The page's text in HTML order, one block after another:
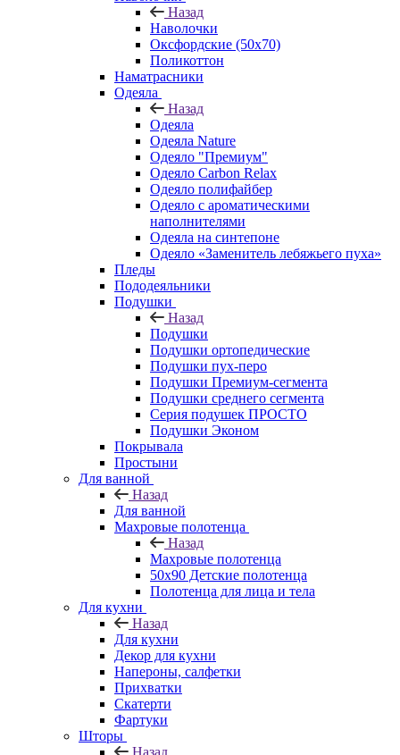
Назад
Наволочки
Оксфордские (50х70)
Поликоттон
Наматрасники
Одеяла
Назад
Одеяла
Одеяла Nature
Одеяло "Премиум"
Одеяло Carbon Relax
Одеяло полифайбер
Одеяло с ароматическими
наполнителями
Одеяла на синтепоне
Одеяло «Заменитель лебяжьего пуха»
Пледы
Пододеяльники
Подушки
Назад
Подушки
Подушки ортопедические
Подушки пух-перо
Подушки Премиум-сегмента
Подушки среднего сегмента
Серия подушек ПРОСТО
Подушки Эконом
Покрывала
Простыни
Для ванной
Назад
Для ванной
Махровые полотенца
Назад
Махровые полотенца
50х90 Детские полотенца
Полотенца для лица и тела
Для кухни
Назад
Для кухни
Декор для кухни
Напероны, салфетки
Прихватки
Скатерти
Фартуки
Шторы
Назад